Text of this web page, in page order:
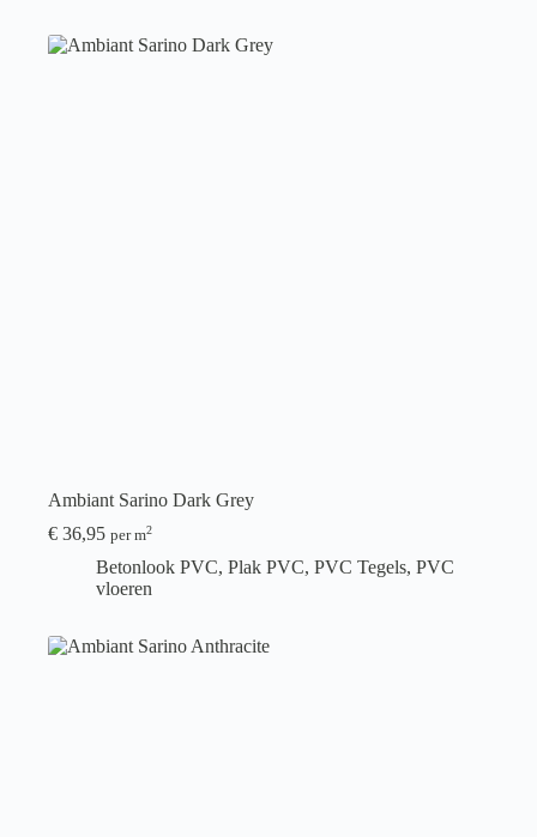
Ambiant Sarino Dark Grey
€ 36,95 per m2
Betonlook PVC, Plak PVC, PVC Tegels, PVC
vloeren